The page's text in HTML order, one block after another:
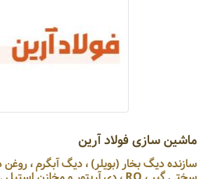
ماشین سازی فولاد آرین
سازنده دیگ بخار (بویلر) ، دیگ آبگرم ،